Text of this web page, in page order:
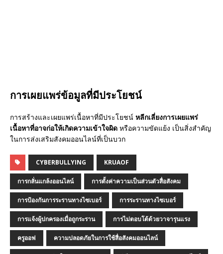
การเผยแพร่ข้อมูลที่มีประโยชน์
การสร้างและเผยแพร่เนื้อหาที่มีประโยชน์ หลีกเลี่ยงการเผยแพร่
เนื้อหาที่อาจก่อให้เกิดความเข้าใจผิด หรือความขัดแย้ง เป็นสิ่งสำคัญ
ในการส่งเสริมสังคมออนไลน์ที่เป็นบวก
CYBERBULLYING KRUAOF
การกลั่นแกล้งออนไลน์ การตั้งค่าความเป็นส่วนตัวสื่อสังคม
การป้องกันการระรานทางไซเบอร์ การระรานทางไซเบอร์
การแจ้งผู้ปกครองเมื่อถูกระราน การไม่ตอบโต้ด้วยวาจารุนแรง
ครูออฟ ความปลอดภัยในการใช้สื่อสังคมออนไลน์